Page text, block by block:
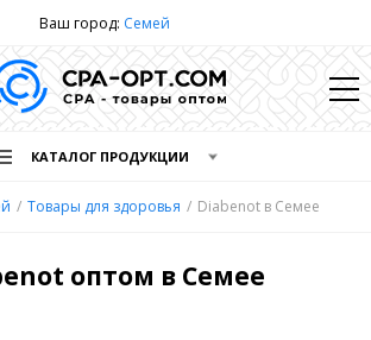
Ваш город: Семей
КАТАЛОГ ПРОДУКЦИИ
Товары для здоровья Diabenot в Семее
оптом в Семее